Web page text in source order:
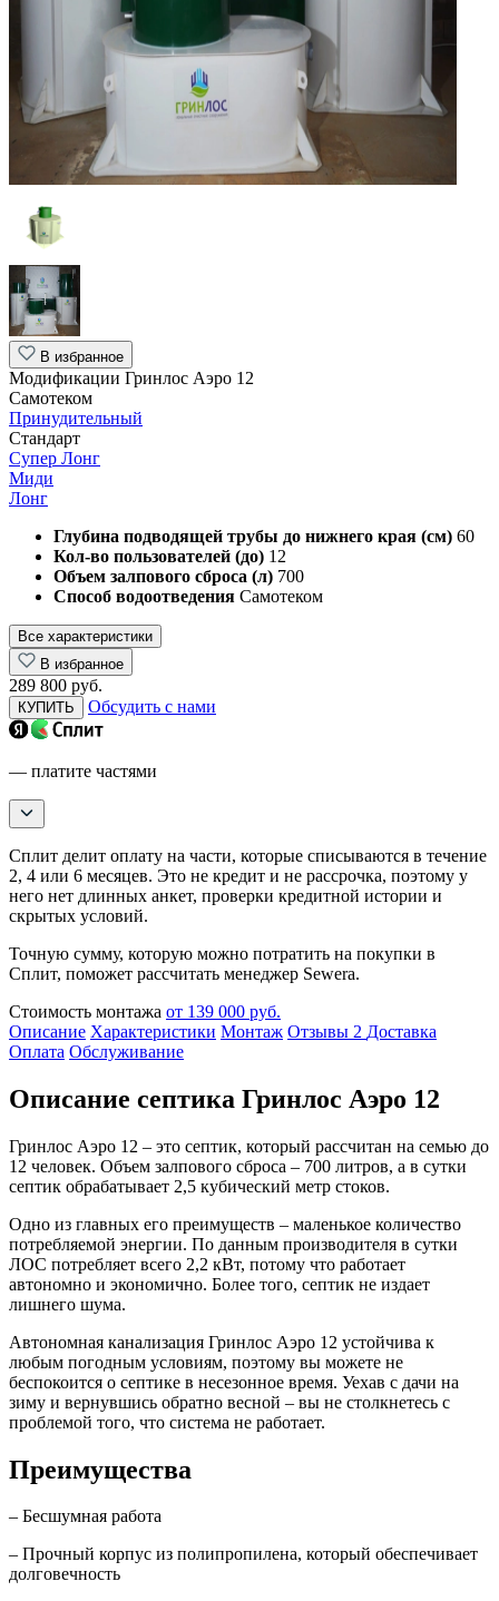
В избранное
Модификации Гринлос Аэро 12
Самотеком
Принудительный
Стандарт
Супер Лонг
Миди
Лонг
Глубина подводящей трубы до нижнего края (см) 60
Кол-во пользователей (до) 12
Объем залпового сброса (л) 700
Способ водоотведения Самотеком
Все характеристики
В избранное
289 800 руб.
КУПИТЬ Обсудить с нами
— платите частями
Сплит делит оплату на части, которые списываются в течение
2, 4 или 6 месяцев. Это не кредит и не рассрочка, поэтому у
него нет длинных анкет, проверки кредитной истории и
скрытых условий.
Точную сумму, которую можно потратить на покупки в
Сплит, поможет рассчитать менеджер Sewera.
Стоимость монтажа от 139 000 руб.
Описание Характеристики Монтаж Отзывы 2 Доставка
Оплата Обслуживание
Описание септика Гринлос Аэро 12
Гринлос Аэро 12 – это септик, который рассчитан на семью до
12 человек. Объем залпового сброса – 700 литров, а в сутки
септик обрабатывает 2,5 кубический метр стоков.
Одно из главных его преимуществ – маленькое количество
потребляемой энергии. По данным производителя в сутки
ЛОС потребляет всего 2,2 кВт, потому что работает
автономно и экономично. Более того, септик не издает
лишнего шума.
Автономная канализация Гринлос Аэро 12 устойчива к
любым погодным условиям, поэтому вы можете не
беспокоится о септике в несезонное время. Уехав с дачи на
зиму и вернувшись обратно весной – вы не столкнетесь с
проблемой того, что система не работает.
Преимущества
– Бесшумная работа
– Прочный корпус из полипропилена, который обеспечивает
долговечность